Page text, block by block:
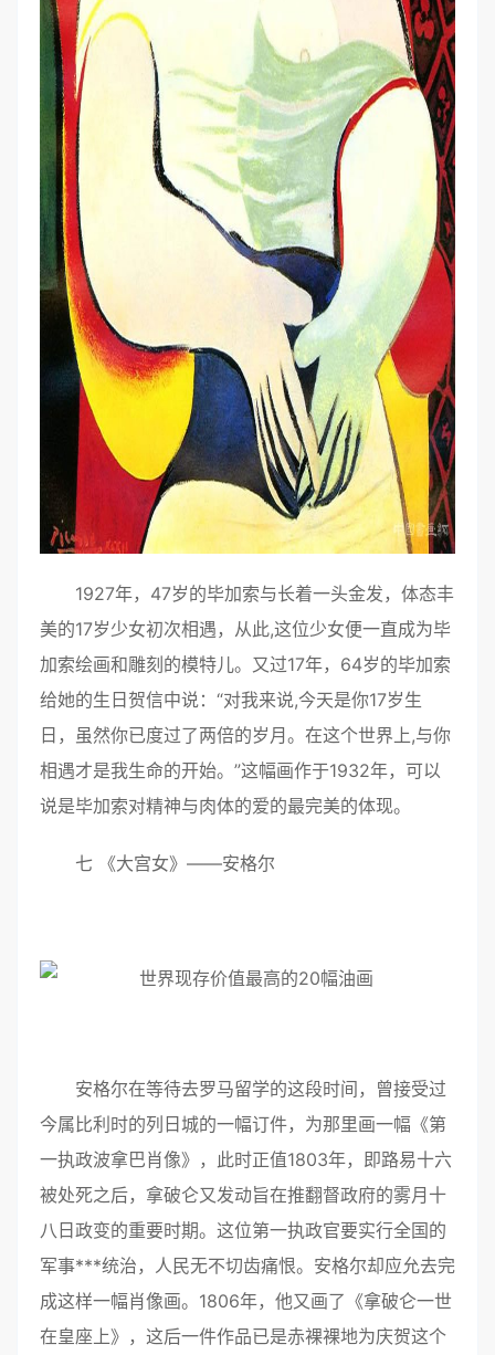
1927年，47岁的毕加索与长着一头金发，体态丰
美的17岁少女初次相遇，从此,这位少女便一直成为毕
加索绘画和雕刻的模特儿。又过17年，64岁的毕加索
给她的生日贺信中说：“对我来说,今天是你17岁生
日，虽然你已度过了两倍的岁月。在这个世界上,与你
相遇才是我生命的开始。”这幅画作于1932年，可以
说是毕加索对精神与肉体的爱的最完美的体现。
七 《大宫女》——安格尔
安格尔在等待去罗马留学的这段时间，曾接受过
今属比利时的列日城的一幅订件，为那里画一幅《第
一执政波拿巴肖像》，此时正值1803年，即路易十六
被处死之后，拿破仑又发动旨在推翻督政府的雾月十
八日政变的重要时期。这位第一执政官要实行全国的
军事***统治，人民无不切齿痛恨。安格尔却应允去完
成这样一幅肖像画。1806年，他又画了《拿破仑一世
在皇座上》，这后一件作品已是赤裸裸地为庆贺这个